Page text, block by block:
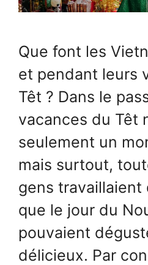
Que font les
et pendant leurs
Têt ? Dans le
vacances du Têt
seulement un
mais surtout,
gens travaillaient
que le jour du
pouvaient
délicieux. Par